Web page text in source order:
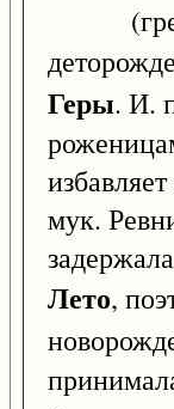
Геры. И.
мук.
Лето,